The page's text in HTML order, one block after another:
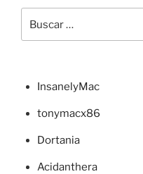
por:
InsanelyMac
tonymacx86
Dortania
Acidanthera